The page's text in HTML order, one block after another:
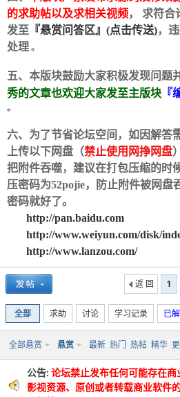
破
解
-
的求助帖以及求相关视频， 求符合
发至 『悬赏问答区』(点击传送)，
处理 。
五、本版块鼓励大家积极发现问题
秀的文章也欢迎大家发至主版块
。
六、为了节省论坛空间，如因解答
上传以下网盘（禁止使用网挣网盘
把附件吞噬，建议在打包压缩的时
压密码为52pojie，防止附件被网盘
密码就好了。
http://pan.baidu.com
http://www.weiyun.com/disk/
http://www.lanzou.com/
1
返 回
全部 求助 讨论 学习记录 已
全部悬赏 悬赏 最新 热门 热帖 精华
公告:论坛禁止发布任何可能存在
影视资源、原创或者转载商业软件